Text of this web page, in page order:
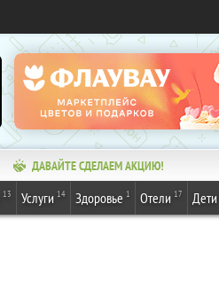
ДАВАЙТЕ СДЕЛАЕМ АКЦИЮ!
13 Услуги 14 Здоровье 1 Отели 17 Дети